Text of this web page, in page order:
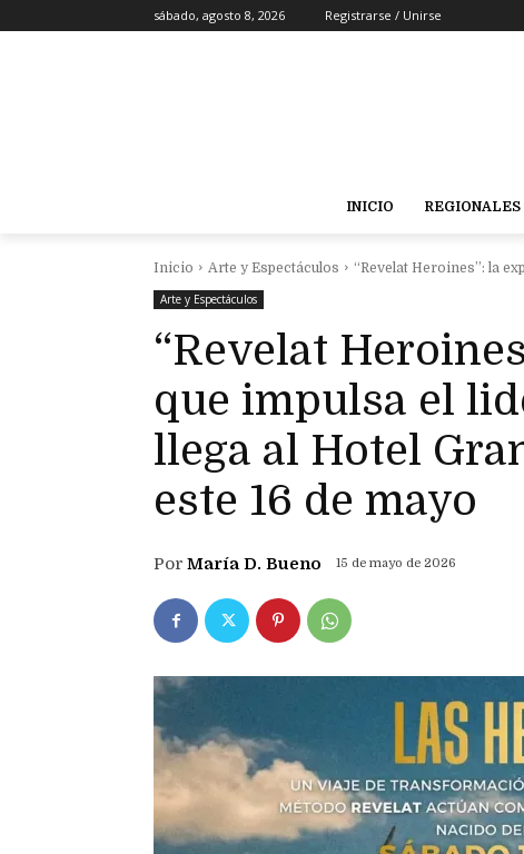
sábado, agosto 8, 2026 Registrarse / Unirse
INICIO REGIONALES
Inicio Arte y Espectáculos
“Revelat Heroines”: la
Arte y Espectáculos
“Revelat
que impulsa el
llega al Hotel
este 16 de mayo
Por María D. Bueno 15 de mayo de 2026